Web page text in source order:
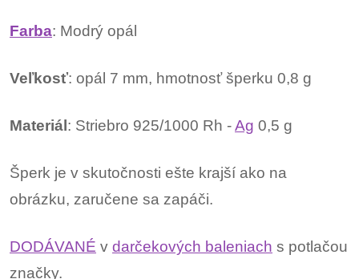
Farba: Modrý opál
Veľkosť: opál 7 mm, hmotnosť šperku 0,8 g
Materiál: Striebro 925/1000 Rh -Ag 0,5 g
Šperk je v skutočnosti ešte krajší ako na
obrázku, zaručene sa zapáči.
DODÁVANÉ v darčekových baleniach s potlačou
značky.